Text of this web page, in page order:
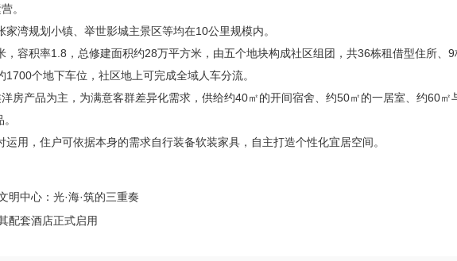
。
规划小镇、举世影城主景区等均在10公里规模内。
积率1.8，总修建面积约28万平方米，由五个地块构成社区组团，共36栋租借型住所、9
个地下车位，社区地上可完成全域人车分流。
产品为主，为满意客群差异化需求，供给约40㎡的开间宿舍、约50㎡的一居室、约60㎡
，住户可依据本身的需求自行装备软装家具，自主打造个性化宜居空间。
明中心：光·海·筑的三重奏
配套酒店正式启用